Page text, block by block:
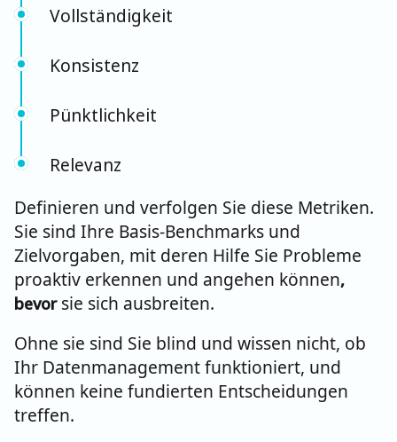
Vollständigkeit
Konsistenz
Pünktlichkeit
Relevanz
Definieren und verfolgen Sie diese Metriken.
Sie sind Ihre Basis-Benchmarks und
Zielvorgaben, mit deren Hilfe Sie Probleme
proaktiv erkennen und angehen können,
bevorsie sich ausbreiten.
Ohne sie sind Sie blind und wissen nicht, ob
Ihr Datenmanagement funktioniert, und
können keine fundierten Entscheidungen
treffen.